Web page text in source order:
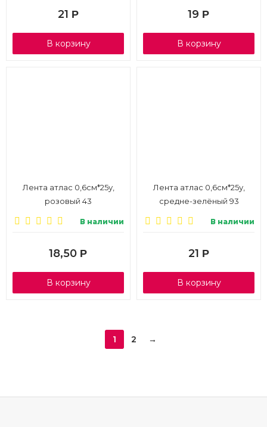
21 Р
В корзину
19 Р
В корзину
Лента атлас 0,6см*25у,
розовый 43
В наличии
18,50 Р
В корзину
Лента атлас 0,6см*25у,
средне-зелёный 93
В наличии
21 Р
В корзину
1 2 →